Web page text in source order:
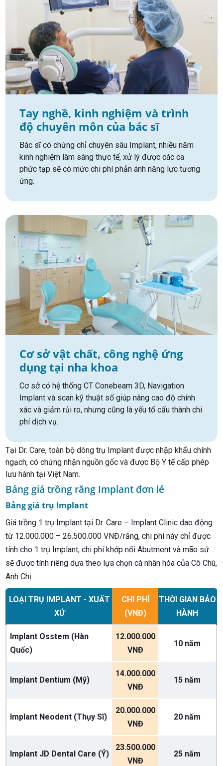
Tay nghề, kinh nghiệm và trình
độ chuyên môn của bác sĩ
Bác sĩ có chứng chỉ chuyên sâu Implant, nhiều năm
kinh nghiệm lâm sàng thực tế, xử lý được các ca
phức tạp sẽ có mức chi phí phản ánh năng lực tương
ứng.
Cơ sở vật chất, công nghệ ứng
dụng tại nha khoa
Cơ sở có hệ thống CT Conebeam 3D, Navigation
Implant và scan kỹ thuật số giúp nâng cao độ chính
xác và giảm rủi ro, nhưng cũng là yếu tố cấu thành chi
phí dịch vụ.
Tại Dr. Care, toàn bộ dòng trụ Implant được nhập khẩu chính
ngạch, có chứng nhận nguồn gốc và được Bộ Y tế cấp phép
lưu hành tại Việt Nam.
Bảng giá trồng răng Implant đơn lẻ
Bảng giá trụ Implant
Giá trồng 1 trụ Implant tại Dr. Care – Implant Clinic dao động
từ 12.000.000 – 26.500.000 VNĐ/răng, chi phí này chỉ được
tính cho 1 trụ Implant, chi phí khớp nối Abutment và mão sứ
sẽ được tính riêng dựa theo lựa chọn cá nhân hóa của Cô Chú,
Anh Chị.
LOẠI TRỤ IMPLANT - XUẤT
XỨ
CHI PHÍ
(VNĐ)
THỜI GIAN BẢO
HÀNH
Implant Osstem (Hàn
Quốc)
12.000.000
VNĐ
10 năm
Implant Dentium (Mỹ)
14.000.000
VNĐ
15 năm
Implant Neodent (Thụy Sĩ)
20.000.000
VNĐ
20 năm
Implant JD Dental Care (Ý)
23.500.000
VNĐ
25 năm